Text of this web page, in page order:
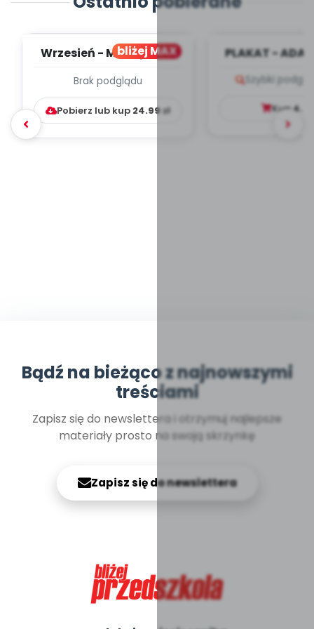
bliżej MAX
Wrzesień - MIESIĘCZNY
WYCHOWAWCZO –
DYDAKTYC...
Brak podglądu
Pobierz lub kup 24.99 zł
PLAKAT -
Szybki
Kup
Bądź na bieżąco z najnowszymi
treściami
Zapisz się do newslettera i otrzymuj najlepsze
materiały prosto na swoją skrzynkę
Zapisz się do newslettera